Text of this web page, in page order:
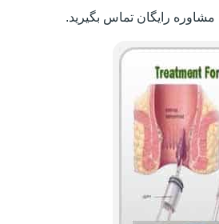
مشاوره رایگان تماس بگیرید.